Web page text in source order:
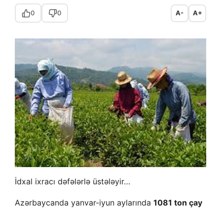
0 0 A- A+
İdxal ixracı dəfələrlə üstələyir…
Azərbaycanda yanvar-iyun aylarında 1081 ton çay